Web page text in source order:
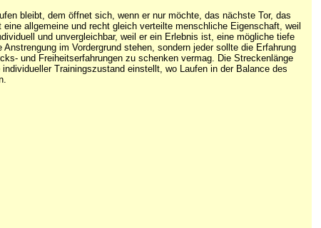
bleibt, dem öffnet sich, wenn er nur möchte, das nächste Tor, das
allgemeine und recht gleich verteilte menschliche Eigenschaft, weil
und unvergleichbar, weil er ein Erlebnis ist, eine mögliche tiefe
im Vordergrund stehen, sondern jeder sollte die Erfahrung
und Freiheitserfahrungen zu schenken vermag. Die Streckenlänge
Trainingszustand einstellt, wo Laufen in der Balance des